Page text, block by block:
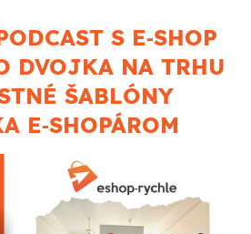
S E‑SHOP
DVOJKA NA TRHU
ŠABLÓNY
E‑SHOPÁROM